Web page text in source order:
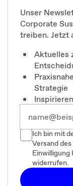
Unser
Corporate
treiben. Jetzt
Aktuelles
Strategie
Ich bin mit
Versand
Einwilligung
widerrufen.